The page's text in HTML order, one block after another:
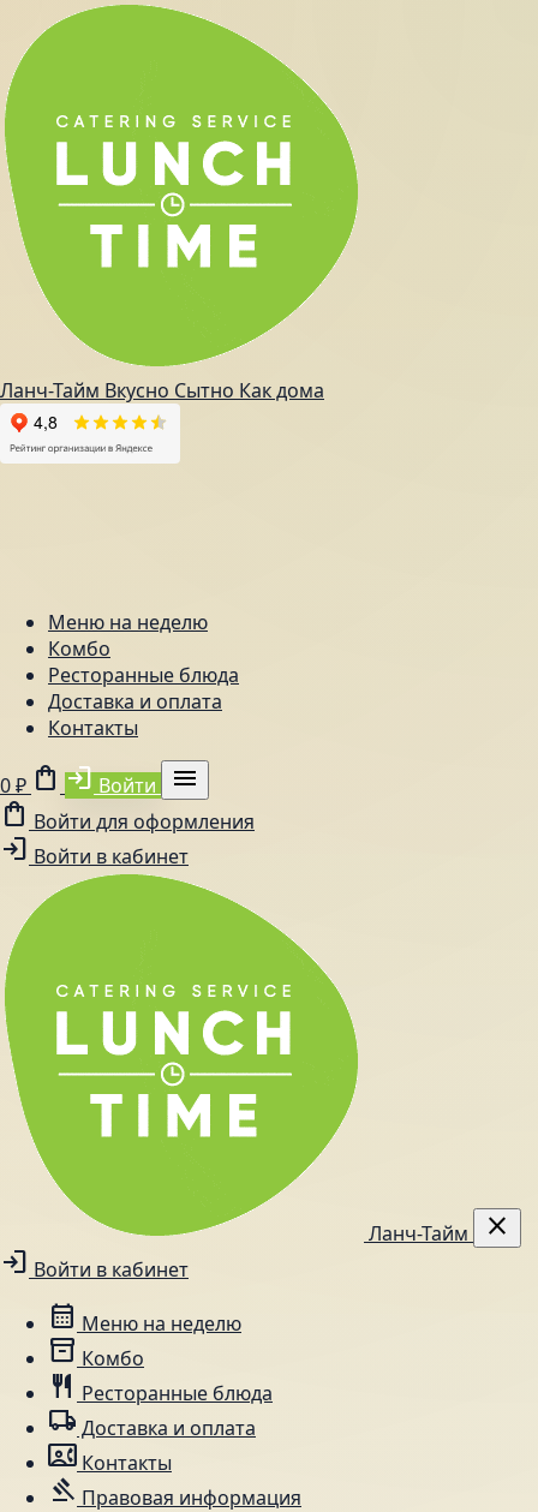
Ланч-Тайм Вкусно Сытно Как дома
Меню на неделю
Комбо
Ресторанные блюда
Доставка и оплата
Контакты
0 ₽ shopping_bag login Войти
menu
shopping_bag Войти для оформления
login Войти в кабинет
Ланч-Тайм
close
login Войти в кабинет
calendar_month Меню на неделю
inventory_2 Комбо
restaurant Ресторанные блюда
local_shipping Доставка и оплата
contact_phone Контакты
gavel Правовая информация